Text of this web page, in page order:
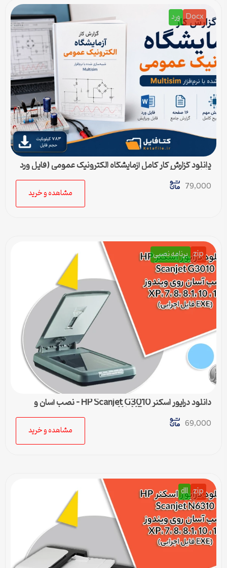
Docx ورد
دانلود گزارش کار کامل آزمایشگاه الکترونیک عمومی (فایل ورد
قابل ویرایش)
79,000
مشاهده و خرید
zip برنامه نصبی
دانلود درایور اسکنر HP Scanjet G3010 – نصب آسان و
سریع برای ویندوزهای XP تا 11
69,000
مشاهده و خرید
zip
dll